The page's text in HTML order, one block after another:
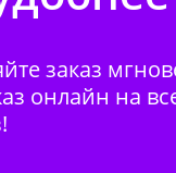
заказ
онлайн на